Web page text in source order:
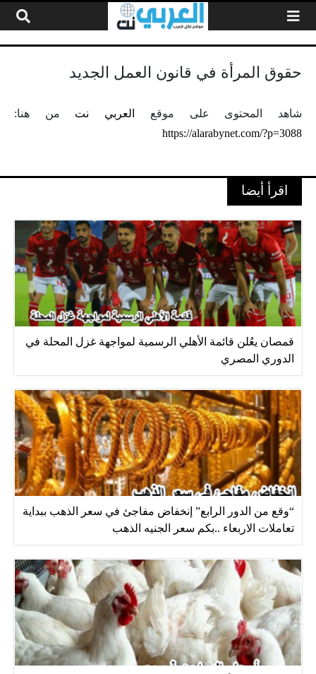
حقوق المرأة في قانون العمل الجديد
شاهد المحتوى على موقع العربي نت من هنا:
https://alarabynet.com/?p=3088
اقرأ أيضا
قمصان يعُلن قائمة الأهلي الرسمية لمواجهة غزل المحلة في
الدوري المصري
“وقع من الدور الرابع” إنخفاض مفاجئ في سعر الذهب ببداية
تعاملات الاربعاء ..بكم سعر الجنيه الذهب